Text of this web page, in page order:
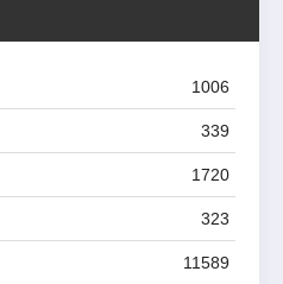
1006
339
1720
323
11589